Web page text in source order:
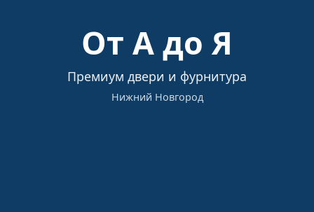
От А до Я
Премиум двери и фурнитура
Нижний Новгород